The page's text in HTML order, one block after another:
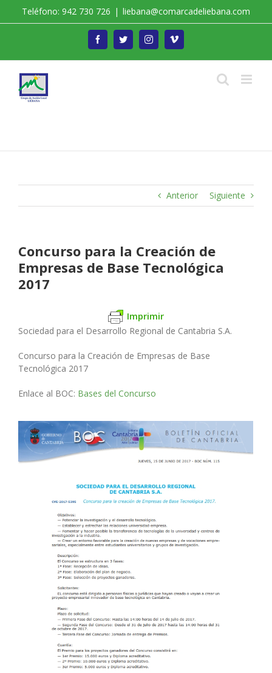
Teléfono: 942 730 726 | liebana@comarcadeliebana.com
FacebookTwitterInstagramVimeo
Anterior Siguiente
Concurso para la Creación de
Empresas de Base Tecnológica
2017
Imprimir
Sociedad para el Desarrollo Regional de Cantabria S.A.
Concurso para la Creación de Empresas de Base
Tecnológica 2017
Enlace al BOC: Bases del Concurso